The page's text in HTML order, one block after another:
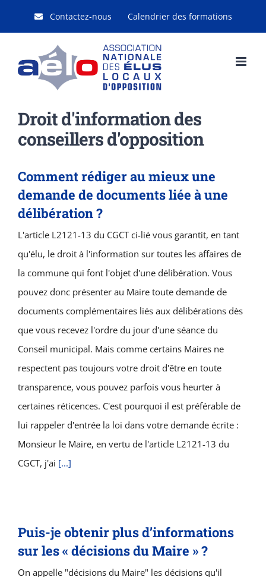
Contactez-nous Calendrier des formations
Droit d'information des
conseillers d'opposition
Comment rédiger au mieux une
demande de documents liée à une
délibération ?
L'article L2121-13 du CGCT ci-lié vous garantit, en tant
qu'élu, le droit à l'information sur toutes les affaires de
la commune qui font l'objet d'une délibération. Vous
pouvez donc présenter au Maire toute demande de
documents complémentaires liés aux délibérations dès
que vous recevez l'ordre du jour d'une séance du
Conseil municipal. Mais comme certains Maires ne
respectent pas toujours votre droit d'être en toute
transparence, vous pouvez parfois vous heurter à
certaines réticences. C'est pourquoi il est préférable de
lui rappeler d'entrée la loi dans votre demande écrite :
Monsieur le Maire, en vertu de l'article L2121-13 du
CGCT, j'ai [...]
Puis-je obtenir plus d’informations
sur les « décisions du Maire » ?
On appelle "décisions du Maire" les décisions qu'il